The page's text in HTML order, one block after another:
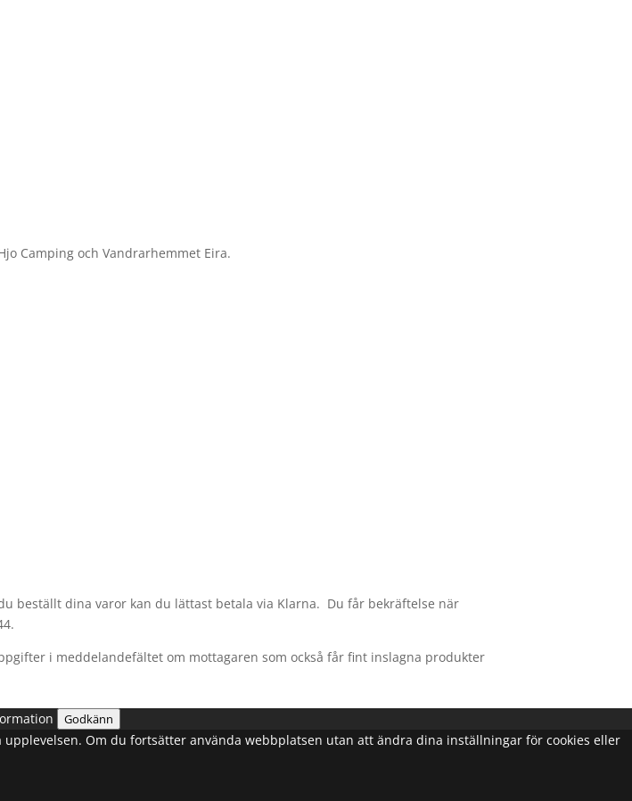
Camping och Vandrarhemmet Eira.
beställt dina varor kan du lättast betala via Klarna. Du får bekräftelse när
i meddelandefältet om mottagaren som också får fint inslagna produkter
Godkänn
Om du fortsätter använda webbplatsen utan att ändra dina inställningar för cookies eller